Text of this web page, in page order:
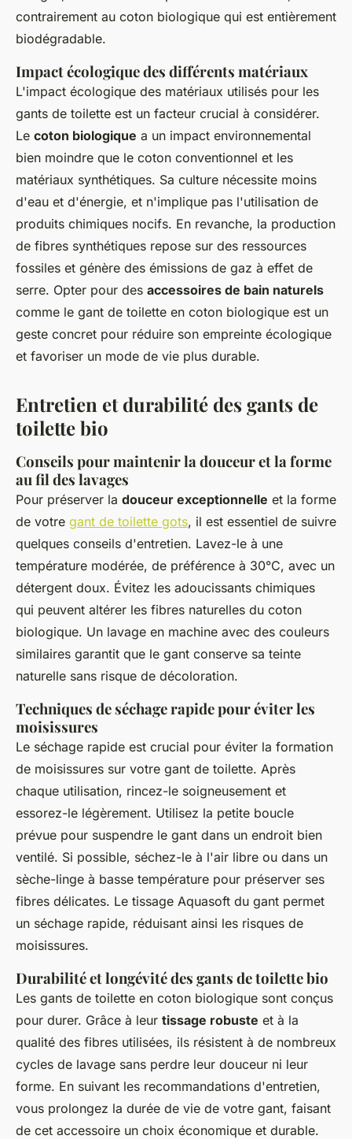
contrairement au coton biologique qui est entièrement
biodégradable.
Impact écologique des différents matériaux
L'impact écologique des matériaux utilisés pour les
gants de toilette est un facteur crucial à considérer.
Le coton biologique a un impact environnemental
bien moindre que le coton conventionnel et les
matériaux synthétiques. Sa culture nécessite moins
d'eau et d'énergie, et n'implique pas l'utilisation de
produits chimiques nocifs. En revanche, la production
de fibres synthétiques repose sur des ressources
fossiles et génère des émissions de gaz à effet de
serre. Opter pour des accessoires de bain naturels
comme le gant de toilette en coton biologique est un
geste concret pour réduire son empreinte écologique
et favoriser un mode de vie plus durable.
Entretien et durabilité des gants de
toilette bio
Conseils pour maintenir la douceur et la forme
au fil des lavages
Pour préserver la douceur exceptionnelle et la forme
de votre gant de toilette gots, il est essentiel de suivre
quelques conseils d'entretien. Lavez-le à une
température modérée, de préférence à 30°C, avec un
détergent doux. Évitez les adoucissants chimiques
qui peuvent altérer les fibres naturelles du coton
biologique. Un lavage en machine avec des couleurs
similaires garantit que le gant conserve sa teinte
naturelle sans risque de décoloration.
Techniques de séchage rapide pour éviter les
moisissures
Le séchage rapide est crucial pour éviter la formation
de moisissures sur votre gant de toilette. Après
chaque utilisation, rincez-le soigneusement et
essorez-le légèrement. Utilisez la petite boucle
prévue pour suspendre le gant dans un endroit bien
ventilé. Si possible, séchez-le à l'air libre ou dans un
sèche-linge à basse température pour préserver ses
fibres délicates. Le tissage Aquasoft du gant permet
un séchage rapide, réduisant ainsi les risques de
moisissures.
Durabilité et longévité des gants de toilette bio
Les gants de toilette en coton biologique sont conçus
pour durer. Grâce à leur tissage robuste et à la
qualité des fibres utilisées, ils résistent à de nombreux
cycles de lavage sans perdre leur douceur ni leur
forme. En suivant les recommandations d'entretien,
vous prolongez la durée de vie de votre gant, faisant
de cet accessoire un choix économique et durable.